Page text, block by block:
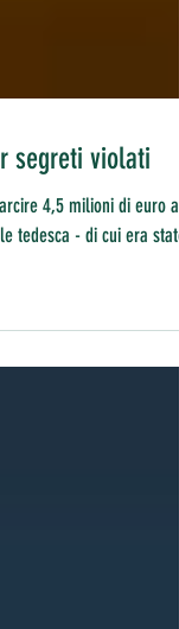
segreti violati
4,5 milioni di euro
tedesca - di cui era stato